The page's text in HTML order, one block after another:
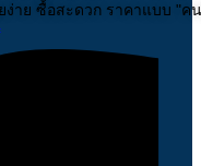
ง่าย ซื้อสะดวก ราคาแบบ "ค